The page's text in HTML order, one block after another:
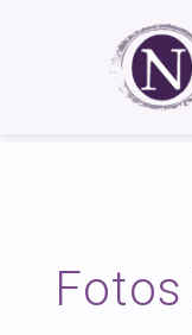
Fotos